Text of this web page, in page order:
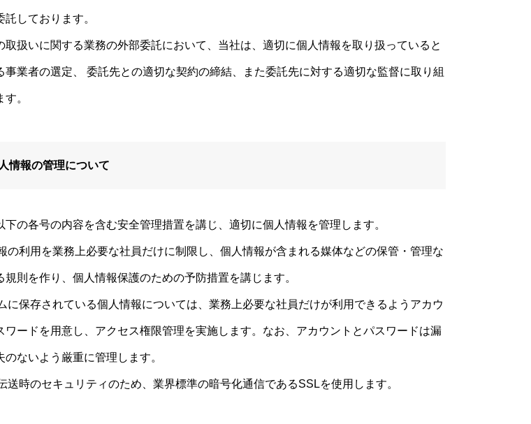
託しております。
取扱いに関する業務の外部委託において、当社は、適切に個人情報を取り扱っていると
事業者の選定、 委託先との適切な契約の締結、また委託先に対する適切な監督に取り組
。
報の管理について
下の各号の内容を含む安全管理措置を講じ、適切に個人情報を管理します。
の利用を業務上必要な社員だけに制限し、個人情報が含まれる媒体などの保管・管理な
規則を作り、個人情報保護のための予防措置を講じます。
に保存されている個人情報については、業務上必要な社員だけが利用できるようアカウ
ワードを用意し、アクセス権限管理を実施します。なお、アカウントとパスワードは漏
のないよう厳重に管理します。
送時のセキュリティのため、業界標準の暗号化通信であるSSLを使用します。